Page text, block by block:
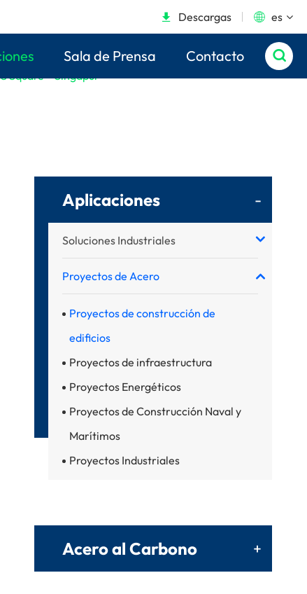
 Descargas  es
Sala de Prensa Contacto 
– Singapur
Square – Singapur
Aplicaciones -
Soluciones Industriales
Proyectos de Acero
Proyectos de construcción de
edificios
Proyectos de infraestructura
Proyectos Energéticos
Proyectos de Construcción Naval y
Marítimos
Proyectos Industriales
Acero al Carbono +